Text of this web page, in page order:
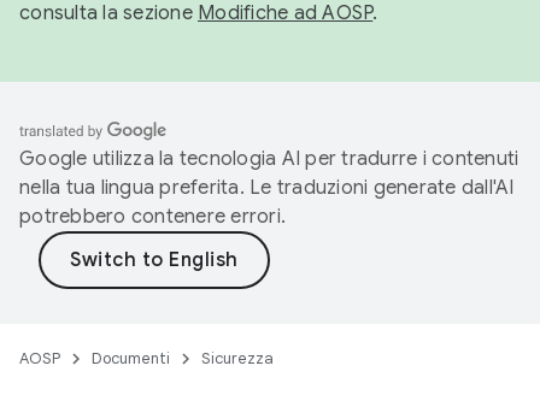
consulta la sezione Modifiche ad AOSP.
Google utilizza la tecnologia AI per tradurre i contenuti
nella tua lingua preferita. Le traduzioni generate dall'AI
potrebbero contenere errori.
AOSP Documenti Sicurezza